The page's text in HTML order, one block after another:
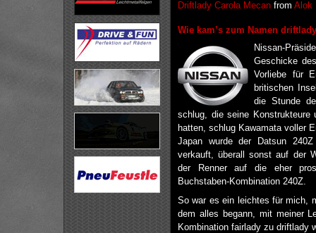
Driftlady Carola Mecan from Alok
Wie kam’s zum Namen
Nissan-
Geschicke
Vorliebe für
britischen
die Stunde
schlug, die seine Konstrukteure
hatten, schlug Kawamata voller
Japan wurde der Datsun
verkauft, überall sonst auf der
der Renner auf die eher
Buchstaben-Kombination 240Z.
So war es ein leichtes für mich,
dem alles begann, mit meiner
Kombination fairlady zu driftlady